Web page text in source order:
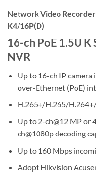
Network Video
K4/16P(D)
16-ch PoE 1.5U K
NVR
Up to 16-ch IP
over-Ethernet (PoE)
H.265+/H.265/
Up to 2-ch@12 MP or
ch@1080p decoding
Up to 160 Mbps
Adopt Hikvision